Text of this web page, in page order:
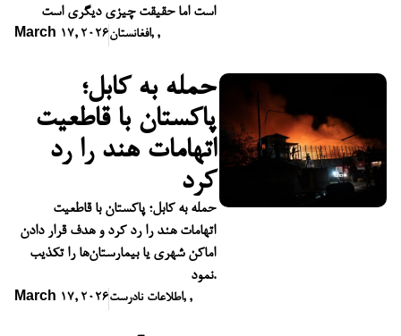
است اما حقیقت چیزی دیگری است
March 17, 2026افغانستان, ,
حمله به کابل؛
پاکستان با قاطعیت
اتهامات هند را رد
کرد
حمله به کابل؛ پاکستان با قاطعیت
اتهامات هند را رد کرد و هدف قرار دادن
اماکن شهری یا بیمارستان‌ها را تکذیب
نمود.
March 17, 2026اطلاعات نادرست, ,